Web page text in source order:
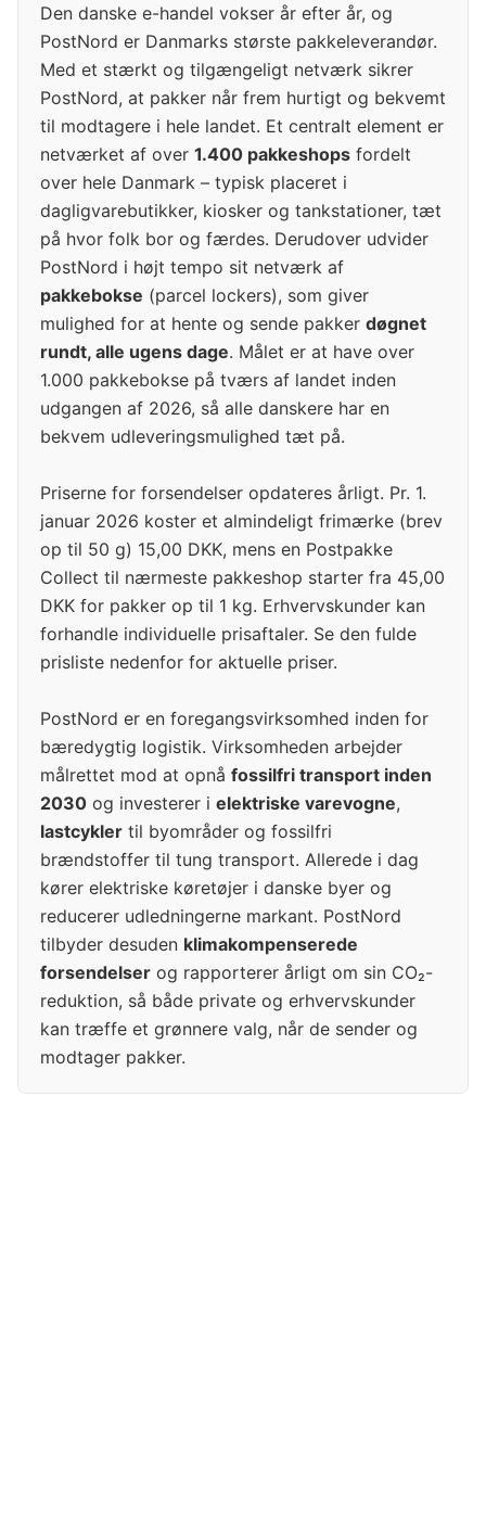
Den danske e-handel vokser år efter år, og
PostNord er Danmarks største pakkeleverandør.
Med et stærkt og tilgængeligt netværk sikrer
PostNord, at pakker når frem hurtigt og bekvemt
til modtagere i hele landet. Et centralt element er
netværket af over 1.400 pakkeshops fordelt
over hele Danmark – typisk placeret i
dagligvarebutikker, kiosker og tankstationer, tæt
på hvor folk bor og færdes. Derudover udvider
PostNord i højt tempo sit netværk af
pakkebokse (parcel lockers), som giver
mulighed for at hente og sende pakker døgnet
rundt, alle ugens dage. Målet er at have over
1.000 pakkebokse på tværs af landet inden
udgangen af 2026, så alle danskere har en
bekvem udleveringsmulighed tæt på.
Priserne for forsendelser opdateres årligt. Pr. 1.
januar 2026 koster et almindeligt frimærke (brev
op til 50 g) 15,00 DKK, mens en Postpakke
Collect til nærmeste pakkeshop starter fra 45,00
DKK for pakker op til 1 kg. Erhvervskunder kan
forhandle individuelle prisaftaler. Se den fulde
prisliste nedenfor for aktuelle priser.
PostNord er en foregangsvirksomhed inden for
bæredygtig logistik. Virksomheden arbejder
målrettet mod at opnå fossilfri transport inden
2030 og investerer i elektriske varevogne,
lastcykler til byområder og fossilfri
brændstoffer til tung transport. Allerede i dag
kører elektriske køretøjer i danske byer og
reducerer udledningerne markant. PostNord
tilbyder desuden klimakompenserede
forsendelser og rapporterer årligt om sin CO₂-
reduktion, så både private og erhvervskunder
kan træffe et grønnere valg, når de sender og
modtager pakker.